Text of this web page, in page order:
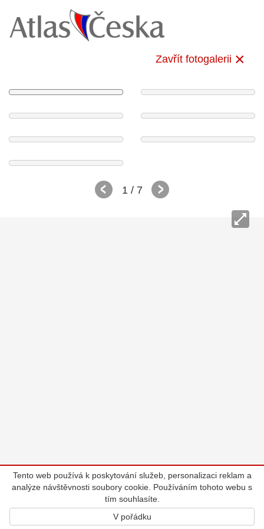
Zavřít fotogalerii
1/ 7
Tento web používá k poskytování služeb, personalizaci reklam a
analýze návštěvnosti soubory cookie. Používáním tohoto webu s
tím souhlasíte.
V pořádku